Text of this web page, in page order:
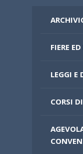
FIERE
LEGGI E
CORSI